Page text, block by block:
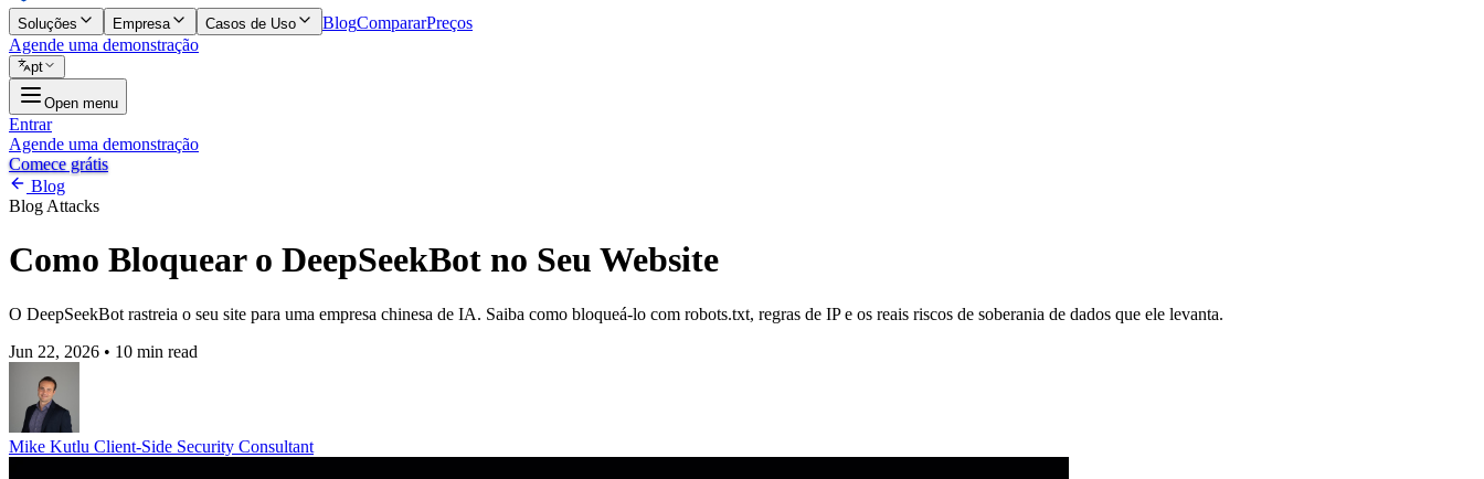
Soluções Empresa Casos de Uso BlogCompararPreços
Agende uma demonstração
pt
Open menu
Entrar
Agende uma demonstração
Comece grátis
Blog
Blog Attacks
Como Bloquear o DeepSeekBot no Seu Website
O DeepSeekBot rastreia o seu site para uma empresa chinesa de IA. Saiba como bloqueá-lo com robots.txt, regras de IP e os reais riscos de soberania de dados que ele levanta.
Jun 22, 2026 • 10 min read
Mike Kutlu Client-Side Security Consultant